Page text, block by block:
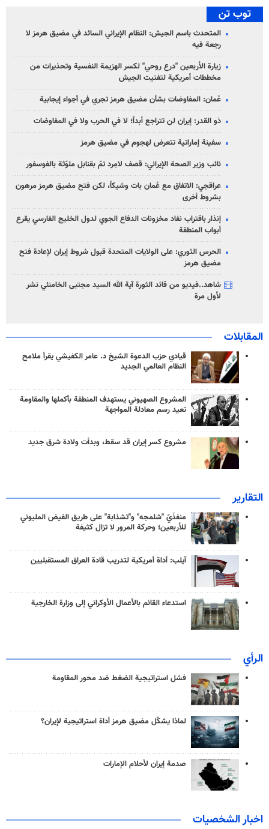
توب تن
المتحدث باسم الجيش: النظام الإيراني السائد في مضيق هرمز لا
رجعة فيه
زيارة الأربعين "درع روحي" لكسر الهزيمة النفسية وتحذيرات من
مخططات أمريكية لتفتيت الجيش
عُمان: المفاوضات بشأن مضيق هرمز تجري في أجواء إيجابية
ذو القدر: إيران لن تتراجع أبداً؛ لا في الحرب ولا في المفاوضات
سفينة إماراتية تتعرض لهجوم في مضيق هرمز
نائب وزير الصحة الإيراني: قصف لامِرد تمّ بقنابل ملوّثة بالفوسفور
عراقجي: الاتفاق مع عُمان بات وشيكاً، لكن فتح مضيق هرمز مرهون
بشروط أخرى
إنذار باقتراب نفاد مخزونات الدفاع الجوي لدول الخليج الفارسي يقرع
أبواب المنطقة
الحرس الثوري: على الولايات المتحدة قبول شروط إيران لإعادة فتح
مضيق هرمز
شاهد..فيديو من قائد الثورة آية الله السيد مجتبى الخامنئي نشر
لأول مرة
المقابلات
قيادي حزب الدعوة الشيخ د. عامر الكفيشي يقرأ ملامح
النظام العالمي الجديد
المشروع الصهيوني يستهدف المنطقة بأكملها والمقاومة
تعيد رسم معادلة المواجهة
مشروع كسر إيران قد سقط، وبدأت ولادة شرق جديد
التقارير
منفذَيّ "شلمجه" و"تشذابة" على طريق الفيض المليوني
للأربعين؛ وحركة المرور لا تزال كثيفة
آيلب: أداة أمريكية لتدريب قادة العراق المستقبليين
استدعاء القائم بالأعمال الأوكراني إلى وزارة الخارجية
الرأي
فشل استراتيجية الضغط ضد محور المقاومة
لماذا يشكّل مضيق هرمز أداة استراتيجية لإيران؟
صدمة إيران لأحلام الإمارات
اخبار الشخصيات